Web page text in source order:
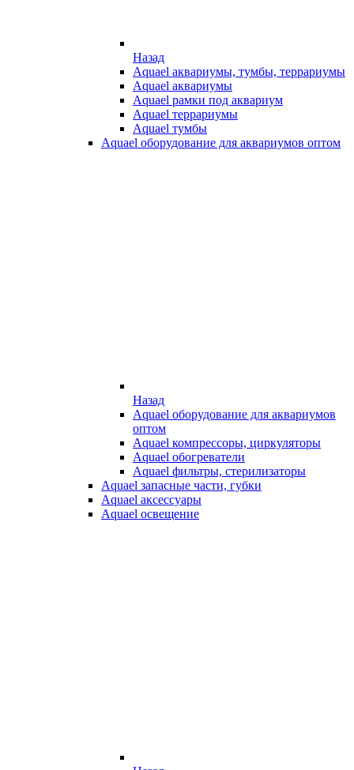
Назад
Aquael аквариумы, тумбы, террариумы
Aquael аквариумы
Aquael рамки под аквариум
Aquael террариумы
Aquael тумбы
Aquael оборудование для аквариумов оптом
Назад
Aquael оборудование для аквариумов
оптом
Aquael компрессоры, циркуляторы
Aquael обогреватели
Aquael фильтры, стерилизаторы
Aquael запасные части, губки
Aquael аксессуары
Aquael освещение